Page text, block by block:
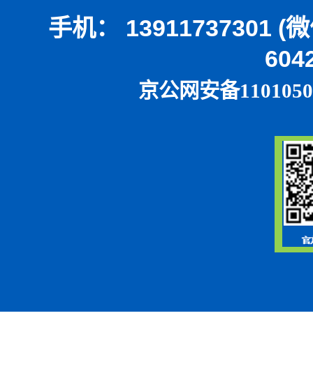
手机： 13911737301 (
京公网安备